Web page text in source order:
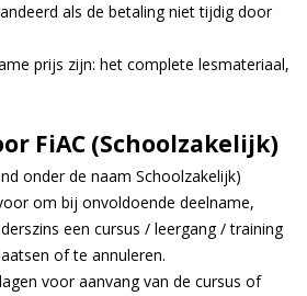
als de betaling niet tijdig door
prijs zijn: het complete lesmateriaal,
FiAC (Schoolzakelijk)
onder de naam Schoolzakelijk)
om bij onvoldoende deelname,
een cursus / leergang / training
of te annuleren.
voor aanvang van de cursus of